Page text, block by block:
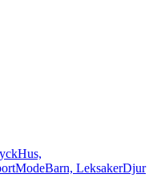
Hus,
ModeBarn, LeksakerDjur